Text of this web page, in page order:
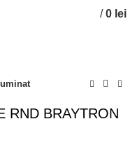
/ 0 lei
Iluminat
RND BRAYTRON